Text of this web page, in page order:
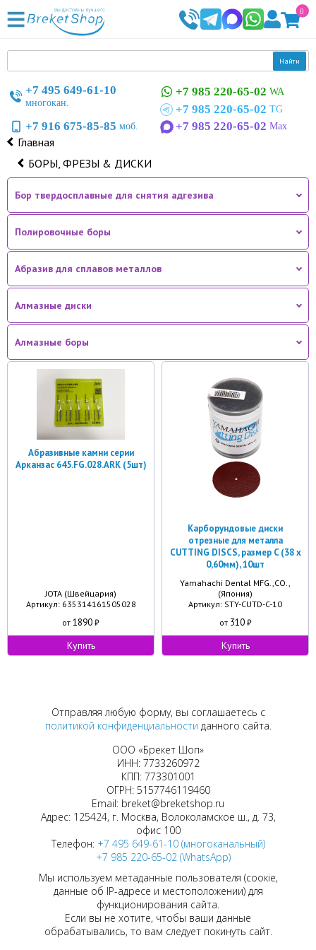
0
Найти
+7 495 649-61-10
многокан.
+7 916 675-85-85 моб.
+7 985 220-65-02 WA
+7 985 220-65-02 TG
+7 985 220-65-02 Max
Главная
БОРЫ, ФРЕЗЫ & ДИСКИ
Бор твердосплавные для снятия адгезива
Полировочные боры
Абразив для сплавов металлов
Алмазные диски
Алмазные боры
Абразивные камни серии
Арканзас 645.FG.028.ARK (5шт)
JOTA (Швейцария)
Артикул: 635314161505028
от 1890 ₽
Купить
Карборундовые диски
отрезные для металла
CUTTING DISCS, размер C (38 х
0,60мм), 10шт
Yamahachi Dental MFG.,CO.,
(Япония)
Артикул: STY-CUTD-C-10
от 310₽
Купить
Отправляя любую форму, вы соглашаетесь с
политикой конфиденциальности данного сайта.
ООО «Брекет Шоп»
ИНН: 7733260972
КПП: 773301001
ОГРН: 5157746119460
Email: breket@breketshop.ru
Адрес: 125424, г. Москва, Волоколамское ш., д. 73,
офис 100
Телефон: +7 495 649-61-10 (многоканальный)
+7 985 220-65-02 (WhatsApp)
Мы используем метаданные пользователя (соокіе,
данные об IP-адресе и местоположении) для
функционирования сайта.
Если вы не хотите, чтобы ваши данные
обрабатывались, то вам следует покинуть сайт.